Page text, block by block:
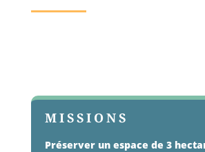
MISSIONS
Préserver un espace de 3